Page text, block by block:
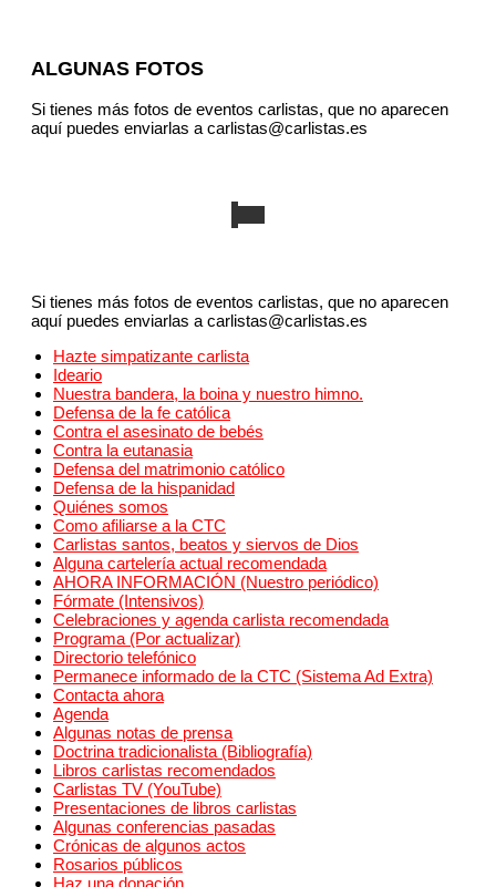
ALGUNAS FOTOS
Si tienes más fotos de eventos carlistas, que no aparecen
aquí puedes enviarlas a carlistas@carlistas.es
Si tienes más fotos de eventos carlistas, que no aparecen
aquí puedes enviarlas a carlistas@carlistas.es
Hazte simpatizante carlista
Ideario
Nuestra bandera, la boina y nuestro himno.
Defensa de la fe católica
Contra el asesinato de bebés
Contra la eutanasia
Defensa del matrimonio católico
Defensa de la hispanidad
Quiénes somos
Como afiliarse a la CTC
Carlistas santos, beatos y siervos de Dios
Alguna cartelería actual recomendada
AHORA INFORMACIÓN (Nuestro periódico)
Fórmate (Intensivos)
Celebraciones y agenda carlista recomendada
Programa (Por actualizar)
Directorio telefónico
Permanece informado de la CTC (Sistema Ad Extra)
Contacta ahora
Agenda
Algunas notas de prensa
Doctrina tradicionalista (Bibliografía)
Libros carlistas recomendados
Carlistas TV (YouTube)
Presentaciones de libros carlistas
Algunas conferencias pasadas
Crónicas de algunos actos
Rosarios públicos